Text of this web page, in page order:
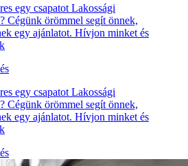
egy csapatot Lakossági
Cégünk örömmel segít önnek,
egy ajánlatot. Hívjon minket és
egy csapatot Lakossági
Cégünk örömmel segít önnek,
egy ajánlatot. Hívjon minket és